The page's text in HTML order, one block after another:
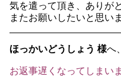
気を遣って頂き、ありが
またお願いしたいと思い
ほっかいどうしょう 様へ
お返事遅くなってしまい